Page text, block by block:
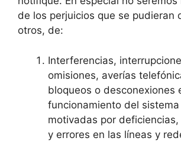
de los perjuicios que se pudieran
otros, de:
Interferencias,
omisiones, averías
bloqueos o desconexiones
funcionamiento del
motivadas por
y errores en las líneas y